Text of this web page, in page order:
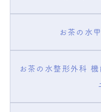
お茶の水
お茶の水整形外科